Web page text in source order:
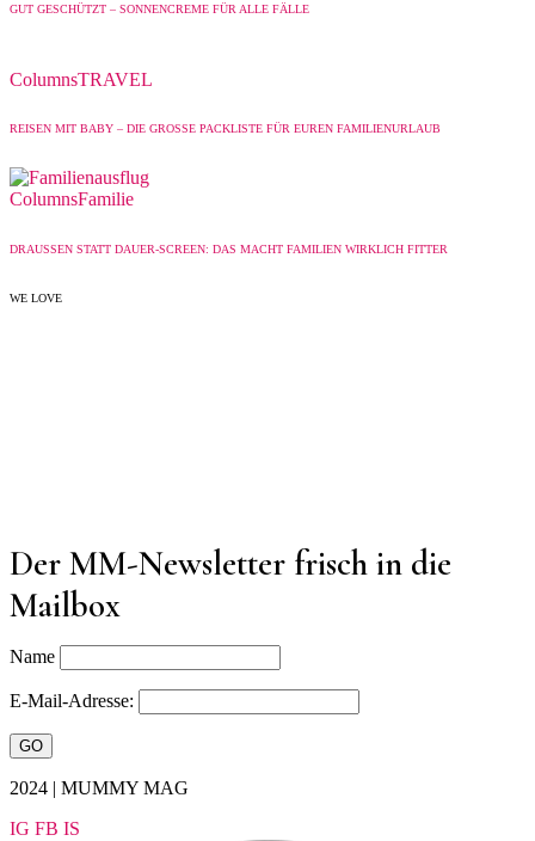
GUT GESCHÜTZT – SONNENCREME FÜR ALLE FÄLLE
ColumnsTRAVEL
REISEN MIT BABY – DIE GROSSE PACKLISTE FÜR EUREN FAMILIENURLAUB
ColumnsFamilie
DRAUSSEN STATT DAUER-SCREEN: DAS MACHT FAMILIEN WIRKLICH FITTER
WE LOVE
Der MM-Newsletter frisch in die
Mailbox
Name
E-Mail-Adresse:
2024 | MUMMY MAG
IG FB IS